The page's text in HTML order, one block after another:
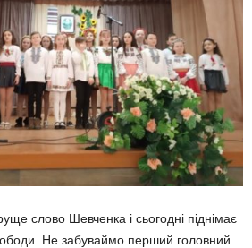
слово Шевченка і сьогодні піднімає
Не забуваймо перший головний